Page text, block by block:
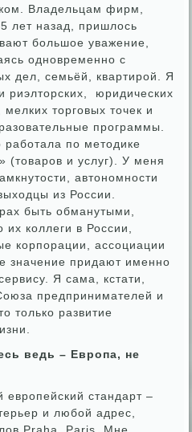
Владельцам фирм,
лет назад, пришлось
большое уважение,
одновременно с
дел, семьёй, квартирой. Я
риэлторских, юридических
торговых точек и
программы.
по методике
(товаров и услуг). У меня
автономности
из России.
быть обманутыми,
их коллеги в России,
корпорации, ассоциации
значение придают именно
Я сама, кстати,
предпринимателей и
только развитие
ведь – Европа, не
европейский стандарт –
и любой адрес,